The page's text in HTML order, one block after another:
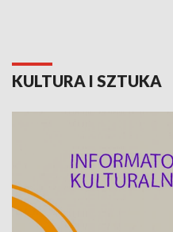
KULTURA I SZTUKA